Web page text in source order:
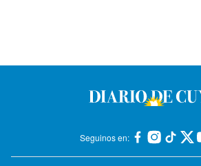
Seguinos en: